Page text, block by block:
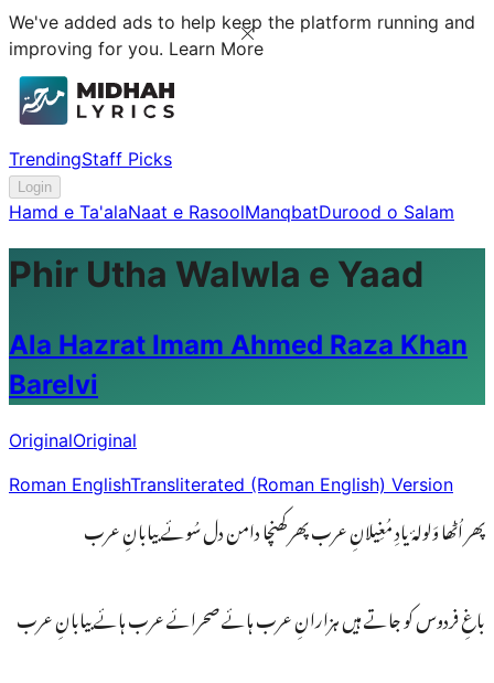
We've added ads to help keep the platform running and
improving for you. Learn More
TrendingStaff Picks
Login
Hamd e Ta'alaNaat e RasoolManqbatDurood o Salam
Phir Utha Walwla e Yaad
Ala Hazrat Imam Ahmed Raza Khan
Barelvi
OriginalOriginal
Roman EnglishTransliterated (Roman English) Version
پھر اُٹھا وَلولۂ یادِ مُغِیلانِ عرب پھر کھنچا دامن دل سُوئے بیابانِ عرب
باغِ فردوس کو جاتے ہیں ہزارانِ عرب ہائے صحرائے عرب ہائے بیابانِ عرب